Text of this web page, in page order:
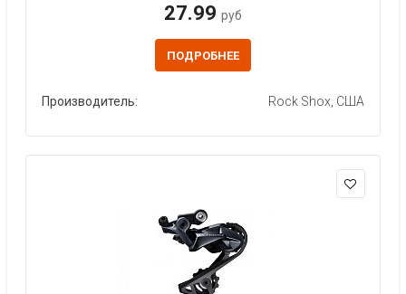
27.99 руб
ПОДРОБНЕЕ
Производитель: Rock Shox, США